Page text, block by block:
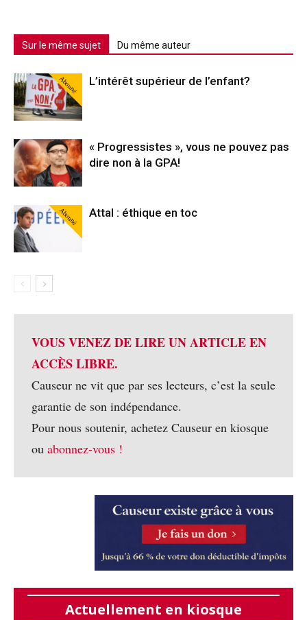
Sur le même sujet Du même auteur
Abonné L’intérêt supérieur de l’enfant?
« Progressistes », vous ne pouvez pas
dire non à la GPA!
Abonné Attal : éthique en toc
VOUS VENEZ DE LIRE UN ARTICLE EN
ACCÈS LIBRE.
Causeur ne vit que par ses lecteurs, c’est la seule
garantie de son indépendance.
Pour nous soutenir, achetez Causeur en kiosque
ou abonnez-vous !
Actuellement en kiosque